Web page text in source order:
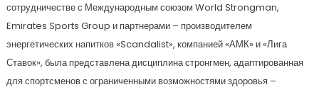
сотрудничестве с Международным союзом World Strongman,
Emirates Sports Group и партнерами – производителем
энергетических напитков «Scandalist», компанией «АМК» и «Лига
Ставок», была представлена дисциплина стронгмен, адаптированная
для спортсменов с ограниченными возможностями здоровья –